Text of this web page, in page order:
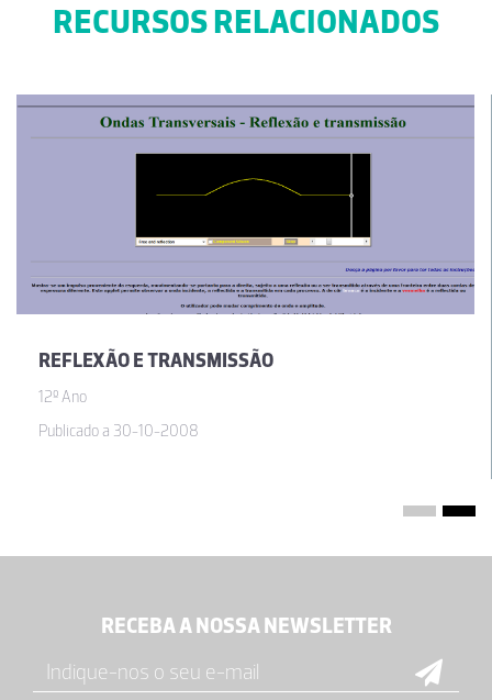
RECURSOS RELACIONADOS
REFLEXÃO E TRANSMISSÃO
12º Ano
Publicado a 30-10-2008
RECEBA A NOSSA NEWSLETTER